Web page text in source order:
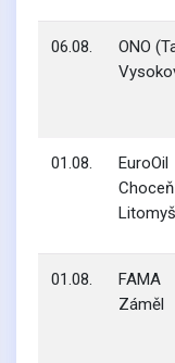
06.08.
ONO
01.08.
EuroOil
Choceň
01.08.
FAMA
Záměl